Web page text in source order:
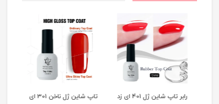
رابر تاپ شاین ژل 401 ای زد
تاپ شاین ژل ناخن 301 ای